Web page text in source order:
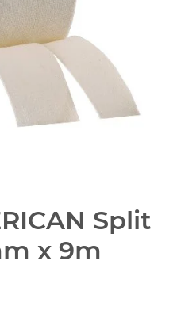
Split
x 9m